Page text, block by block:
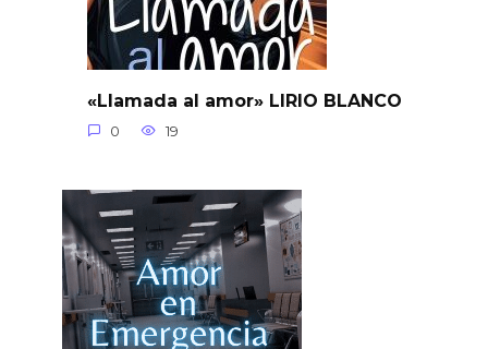
«Llamada al amor» LIRIO BLANCO
0 19